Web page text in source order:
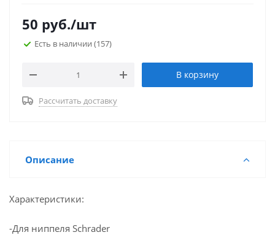
50 руб./шт
Есть в наличии (157)
В корзину
Рассчитать доставку
Описание
Характеристики:
-Для ниппеля Schrader